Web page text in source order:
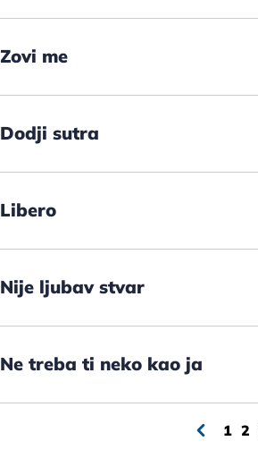
Zovi me
Dodji sutra
Libero
Nije ljubav stvar
Ne treba ti neko kao ja
1 2